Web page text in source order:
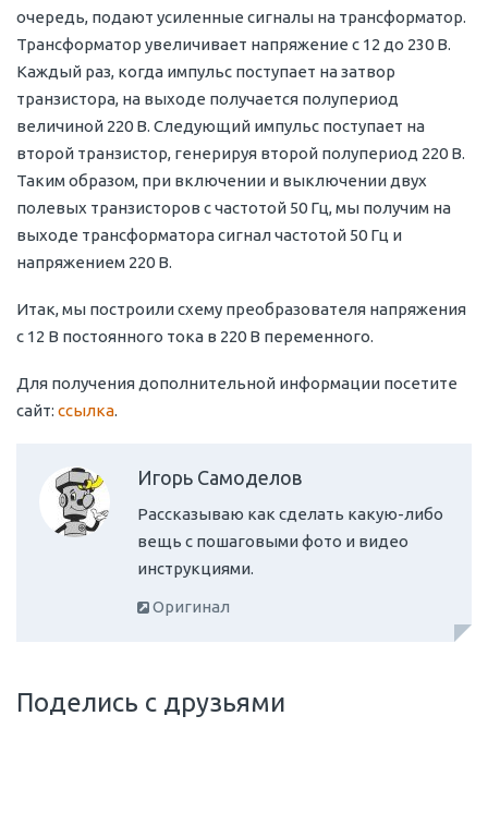
очередь, подают усиленные сигналы на трансформатор.
Трансформатор увеличивает напряжение с 12 до 230 В.
Каждый раз, когда импульс поступает на затвор
транзистора, на выходе получается полупериод
величиной 220 В. Следующий импульс поступает на
второй транзистор, генерируя второй полупериод 220 В.
Таким образом, при включении и выключении двух
полевых транзисторов с частотой 50 Гц, мы получим на
выходе трансформатора сигнал частотой 50 Гц и
напряжением 220 В.
Итак, мы построили схему преобразователя напряжения
с 12 В постоянного тока в 220 В переменного.
Для получения дополнительной информации посетите
сайт: ссылка.
Игорь Самоделов
Рассказываю как сделать какую-либо
вещь с пошаговыми фото и видео
инструкциями.
Оригинал
Поделись с друзьями